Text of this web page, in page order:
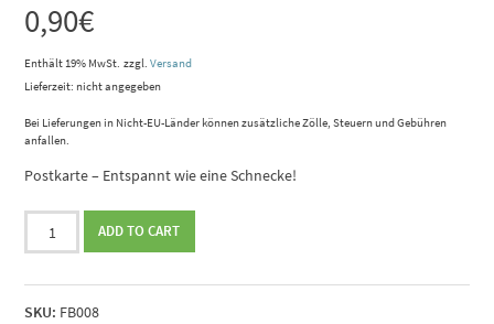
0,90€
Enthält 19% MwSt. zzgl.Versand
Lieferzeit: nicht angegeben
Bei Lieferungen in Nicht-EU-Länder können zusätzliche Zölle, Steuern und Gebühren
anfallen.
Postkarte – Entspannt wie eine Schnecke!
Postkarte
Atemübung
quantity
ADD TO CART
SKU: FB008